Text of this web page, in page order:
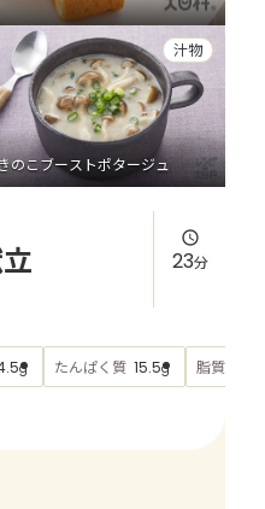
のこブーストポタージュ
汁物
23分
g たんぱく質 15.5g 脂質